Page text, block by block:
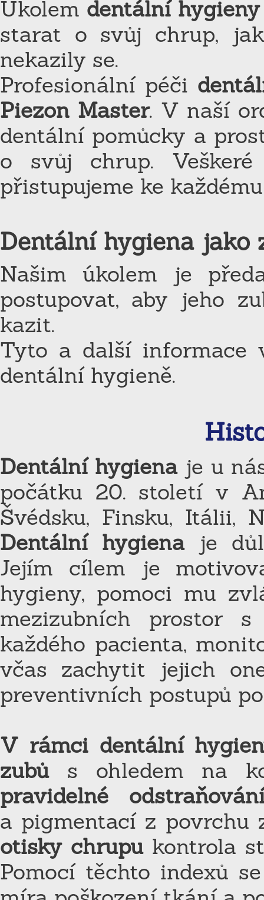
Úkolem dentální hygieny
starat o svůj chrup,
nekazily se.
Profesionální péči
Piezon Master. V naší
dentální pomůcky a
o svůj chrup.
přistupujeme ke
Dentální hygiena jako
Našim úkolem je
postupovat, aby jeho
kazit.
Tyto a další informace
dentální hygieně.
Dentální hygienaje u
počátku 20. století v
Švédsku, Finsku, Itálii,
Dentální hygienaje
Jejím cílem je
hygieny, pomoci mu
mezizubních prostor
každého pacienta,
včas zachytit jejich
preventivních postupů
V rámci dentální
zubůs ohledem na
pravidelné
a pigmentací z povrchu
otisky chrupukontrola
Pomocí těchto indexů